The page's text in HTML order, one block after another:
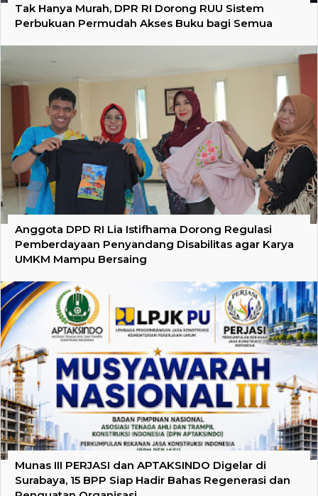
Tak Hanya Murah, DPR RI Dorong RUU Sistem
Perbukuan Permudah Akses Buku bagi Semua
Anggota DPD RI Lia Istifhama Dorong Regulasi
Pemberdayaan Penyandang Disabilitas agar Karya
UMKM Mampu Bersaing
Munas III PERJASI dan APTAKSINDO Digelar di
Surabaya, 15 BPP Siap Hadir Bahas Regenerasi dan